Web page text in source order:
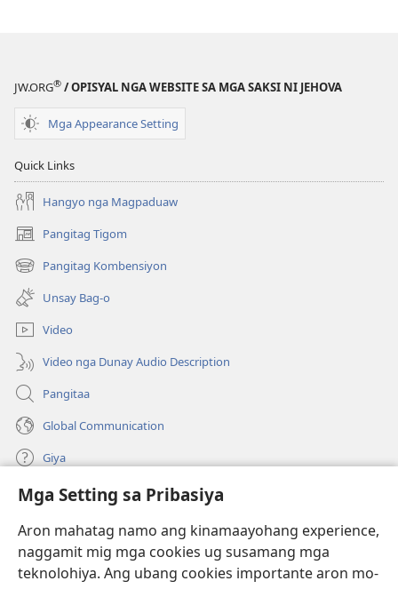
Mga Setting sa Pribasiya
Aron mahatag namo ang kinamaayohang experience,
naggamit mig mga cookies ug susamang mga
teknolohiya. Ang ubang cookies importante aron mo-
JW.ORG® / OPISYAL NGA WEBSITE SA MGA SAKSI NI JEHOVA
Mga Appearance Setting
Quick Links
Hangyo nga Magpaduaw
Pangitag Tigom
(mo-
open
ug
bag-
ong
window)
Pangitag Kombensiyon
(mo-
open
ug
bag-
ong
window)
Unsay Bag-o
Video
Video nga Dunay Audio Description
Pangitaa
Global Communication
Giya
Donasyon
(mo-
open
bag-
ong
Watchtower ONLINE NGA LIBRARYA
(mo-
open